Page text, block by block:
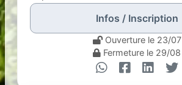
Infos / Inscription
Ouverture le 23/07
Fermeture le 29/08